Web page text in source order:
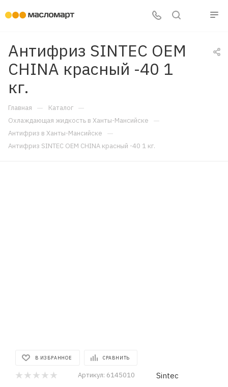
Антифриз SINTEC OEM
CHINA красный -40 1
кг.
Главная — Каталог —
Охлаждающая жидкость в Ханты-Мансийске —
Антифриз в Ханты-Мансийске —
Антифриз SINTEC OEM CHINA красный -40 1 кг.
В ИЗБРАННОЕ СРАВНИТЬ
Артикул: 6145010 Sintec